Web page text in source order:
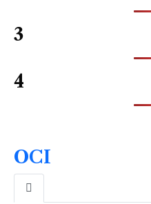
3
4
OCI